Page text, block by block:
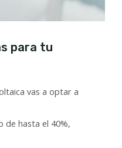
para tu
vas a optar a
de hasta el 40%,